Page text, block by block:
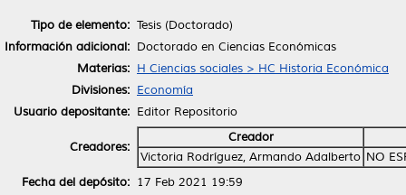
Tipo de elemento: Tesis (Doctorado)
Información adicional: Doctorado en Ciencias Económicas
Materias: H Ciencias sociales > HC Historia Económica
Divisiones: Economía
Usuario depositante: Editor Repositorio
Creadores:
Creador
Victoria Rodríguez, Armando Adalberto NO
Fecha del depósito: 17 Feb 2021 19:59